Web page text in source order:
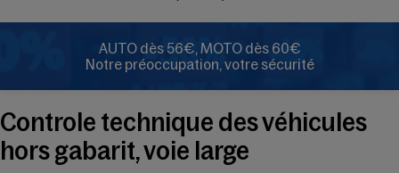
AUTO dès 56€, MOTO dès 60€
Notre préoccupation, votre sécurité
Controle technique des véhicules
hors gabarit, voie large